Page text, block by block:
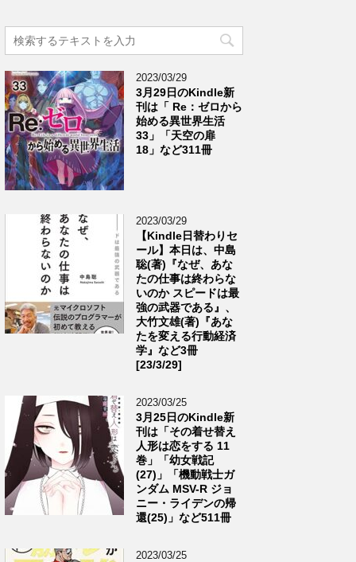
2023/03/29
3月29日のKindle新
刊は「 Re：ゼロから
始める異世界生活
33」「天空の扉
18」など311冊
2023/03/29
【Kindle日替わりセ
ール】本日は、中島
聡(著)『なぜ、あな
たの仕事は終わらな
いのか スピードは最
強の武器である』、
大竹文雄(著)『あな
たを変える行動経済
学』など3冊
[23/3/29]
2023/03/25
3月25日のKindle新
刊は「その着せ替え
人形は恋をする 11
巻」「幼女戦記
(27)」「機動戦士ガ
ンダム MSV-R ジョ
ニー・ライデンの帰
還(25)」など511冊
2023/03/25